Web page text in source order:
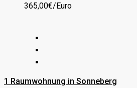
365,00€/Euro
1 Raumwohnung in Sonneberg